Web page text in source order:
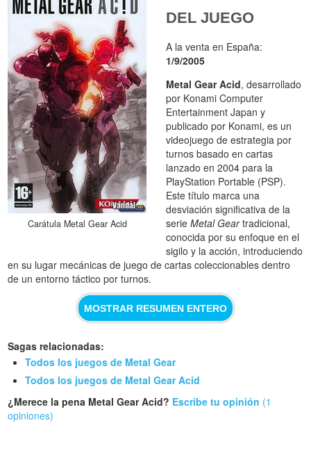
Carátula Metal Gear Acid
DEL JUEGO
A la venta en España:
1/9/2005
Metal Gear Acid, desarrollado
por Konami Computer
Entertainment Japan y
publicado por Konami, es un
videojuego de estrategia por
turnos basado en cartas
lanzado en 2004 para la
PlayStation Portable (PSP).
Este título marca una
desviación significativa de la
serieMetal Geartradicional,
conocida por su enfoque en el
sigilo y la acción, introduciendo
en su lugar mecánicas de juego de cartas coleccionables dentro
de un entorno táctico por turnos.
MOSTRAR RESUMEN ENTERO
Sagas relacionadas:
Todos los juegos de Metal Gear
Todos los juegos de Metal Gear Acid
¿Merece la pena Metal Gear Acid? Escribe tu opinión (1
opiniones)